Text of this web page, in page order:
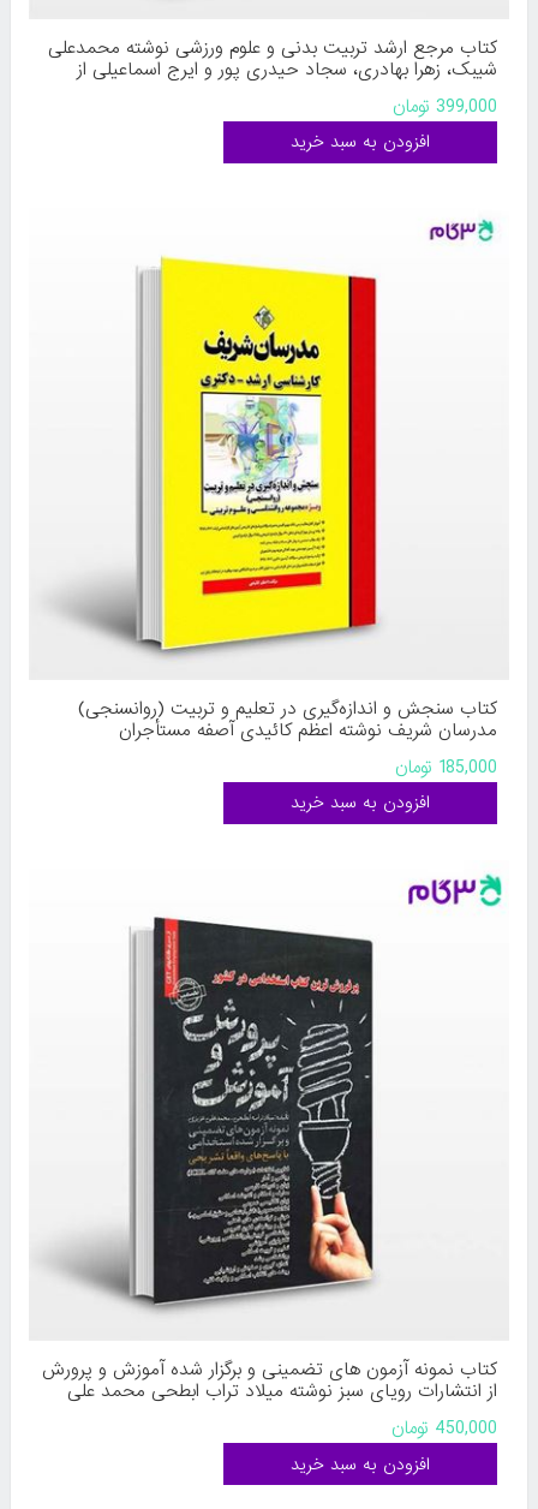
کتاب مرجع ارشد تربیت بدنی و علوم ورزشی نوشته محمدعلی
شیبک، زهرا بهادری، سجاد حیدری پور و ایرج اسماعیلی از
انتشارات نرسی
399,000 تومان
کتاب سنجش و اندازه‌گیری در تعلیم و تربیت (روانسنجی)
مدرسان شریف نوشته اعظم کائیدی آصفه مستأجران
185,000 تومان
کتاب نمونه آزمون های تضمینی و برگزار شده آموزش و پرورش
از انتشارات رویای سبز نوشته میلاد تراب ابطحی محمد علی
عزیزی
450,000 تومان